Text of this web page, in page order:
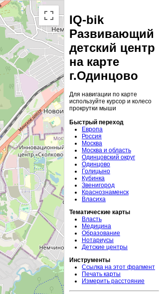
IQ-bik
Развивающий
детский центр
на карте
г.Одинцово
Для навигации по карте
используйте курсор и колесо
прокрутки мыши
Быстрый переход
Европа
Россия
Москва
Москва и область
Одинцовский округ
Одинцово
Голицыно
Кубинка
Звенигород
Краснознаменск
Власиха
Тематические карты
Власть
Медицина
Образование
Нотариусы
Детские центры
Инструменты
Ссылка на этот фрагмент
Печать карты
Измерить расстояние